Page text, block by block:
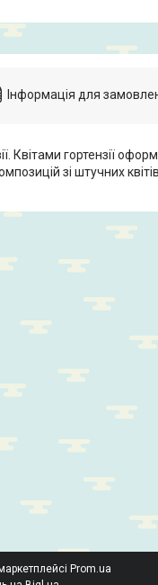
Інформація для
Квітами гортензії
зі штучних
Prom.ua